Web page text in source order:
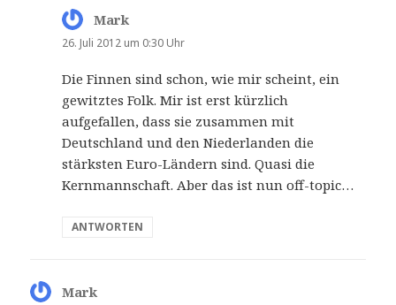
Mark
26. Juli 2012 um 0:30 Uhr
Die Finnen sind schon, wie mir scheint, ein
gewitztes Folk. Mir ist erst kürzlich
aufgefallen, dass sie zusammen mit
Deutschland und den Niederlanden die
stärksten Euro-Ländern sind. Quasi die
Kernmannschaft. Aber das ist nun off-topic…
ANTWORTEN
Mark